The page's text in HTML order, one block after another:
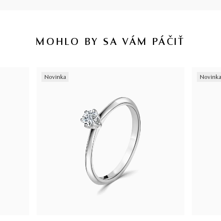
MOHLO BY SA VÁM PÁČIŤ
Novinka Novinka